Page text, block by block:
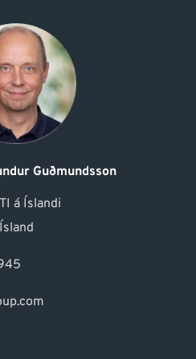
Guðmundsson
á Íslandi